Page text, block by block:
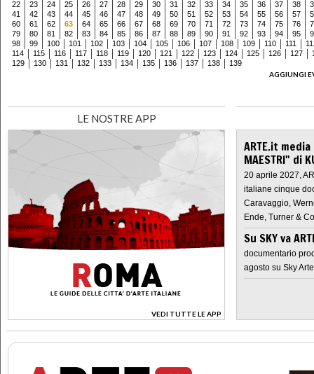
22
23 24 25 26 27 28 29 30 31 32 33 34 35 36 37 38
41
42 43 44 45 46 47 48 49 50 51 52 53 54 55 56 57
60
61 62 63 64 65 66 67 68 69 70 71 72 73 74 75 76
79
80 81 82 83 84 85 86 87 88 89 90 91 92 93 94 95
98
99 100 101 102 103 104 105 106 107 108 109 110 111
114
115 116 117 118 119 120 121 122 123 124 125 126 127
129
130 131 132 133 134 135 136 137 138
139
AGGIUNGI
LE NOSTRE APP
VEDI TUTTE LE APP
>
ARTE.it
MAESTRI" di
20 aprile 2027,
italiane cinque
Caravaggio,
Ende, Turner &
Su SKY va
documentario
agosto su Sky Arte